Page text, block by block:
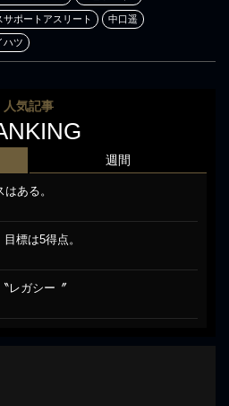
サポートアスリート 中口遥
ハツ
人気記事
ある。
標は5得点。
レガシー〞
週間